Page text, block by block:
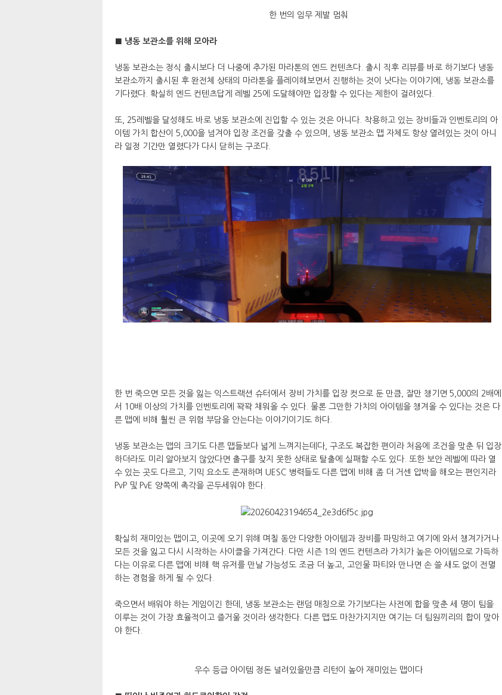
한 번의 임무 제발 멈춰
■ 냉동 보관소를 위해 모아라
냉동 보관소는 정식 출시보다 더 나중에 추가된 마라톤의 엔드 컨텐츠다. 출시 직후 리뷰를 바로 하기보다 냉동
보관소까지 출시된 후 완전체 상태의 마라톤을 플레이해보면서 진행하는 것이 낫다는 이야기에, 냉동 보관소를
기다렸다. 확실히 엔드 컨텐츠답게 레벨 25에 도달해야만 입장할 수 있다는 제한이 걸려있다.
또, 25레벨을 달성해도 바로 냉동 보관소에 진입할 수 있는 것은 아니다. 착용하고 있는 장비들과 인벤토리의 아
이템 가치 합산이 5,000을 넘겨야 입장 조건을 갖출 수 있으며, 냉동 보관소 맵 자체도 항상 열려있는 것이 아니
라 일정 기간만 열렸다가 다시 닫히는 구조다.
한 번 죽으면 모든 것을 잃는 익스트랙션 슈터에서 장비 가치를 입장 컷으로 둔 만큼, 잘만 챙기면 5,000의 2배에
서 10배 이상의 가치를 인벤토리에 꽉꽉 채워올 수 있다. 물론 그만한 가치의 아이템을 챙겨올 수 있다는 것은 다
른 맵에 비해 훨씬 큰 위험 부담을 안는다는 이야기이기도 하다.
냉동 보관소는 맵의 크기도 다른 맵들보다 넓게 느껴지는데다, 구조도 복잡한 편이라 처음에 조건을 맞춘 뒤 입장
하더라도 미리 알아보지 않았다면 출구를 찾지 못한 상태로 탈출에 실패할 수도 있다. 또한 보안 레벨에 따라 열
수 있는 곳도 다르고, 기믹 요소도 존재하며 UESC 병력들도 다른 맵에 비해 좀 더 거센 압박을 해오는 편인지라
PvP 및 PvE 양쪽에 촉각을 곤두세워야 한다.
확실히 재미있는 맵이고, 이곳에 오기 위해 며칠 동안 다양한 아이템과 장비를 파밍하고 여기에 와서 챙겨가거나
모든 것을 잃고 다시 시작하는 사이클을 가져간다. 다만 시즌 1의 엔드 컨텐츠라 가치가 높은 아이템으로 가득하
다는 이유로 다른 맵에 비해 핵 유저를 만날 가능성도 조금 더 높고, 고인물 파티와 만나면 손 쓸 새도 없이 전멸
하는 경험을 하게 될 수 있다.
죽으면서 배워야 하는 게임이긴 한데, 냉동 보관소는 랜덤 매칭으로 가기보다는 사전에 합을 맞춘 세 명이 팀을
이루는 것이 가장 효율적이고 즐거울 것이라 생각한다. 다른 맵도 마찬가지지만 여기는 더 팀원끼리의 합이 맞아
야 한다.
우수 등급 아이템 정돈 널려있을만큼 리턴이 높아 재미있는 맵이다